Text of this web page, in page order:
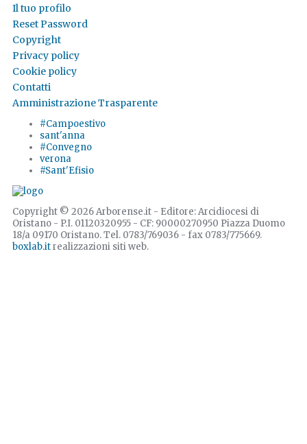
Il tuo profilo
Reset Password
Copyright
Privacy policy
Cookie policy
Contatti
Amministrazione Trasparente
#Campoestivo
sant'anna
#Convegno
verona
#Sant'Efisio
Copyright © 2026 Arborense.it - Editore: Arcidiocesi di
Oristano - P.I. 01120320955 - CF: 90000270950 Piazza Duomo
18/a 09170 Oristano. Tel. 0783/769036 - fax 0783/775669.
boxlab.itrealizzazioni siti web.